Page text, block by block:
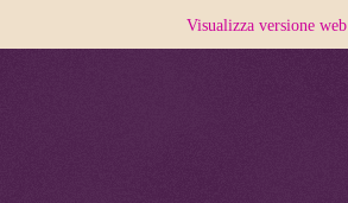
Visualizza versione web